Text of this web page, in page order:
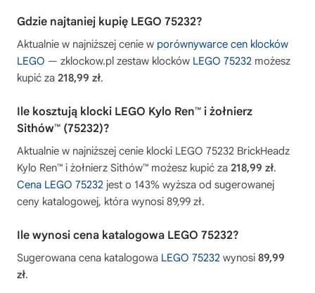
Gdzie najtaniej kupię LEGO 75232?
Aktualnie w najniższej cenie w porównywarce cen klocków
LEGO — zklockow.pl zestaw klocków LEGO 75232 możesz
kupić za 218,99 zł.
Ile kosztują klocki LEGO Kylo Ren™ i żołnierz
Sithów™ (75232)?
Aktualnie w najniższej cenie klocki LEGO 75232 BrickHeadz
Kylo Ren™ i żołnierz Sithów™ możesz kupić za 218,99 zł.
Cena LEGO 75232 jest o 143% wyższa od sugerowanej
ceny katalogowej, która wynosi 89,99 zł.
Ile wynosi cena katalogowa LEGO 75232?
Sugerowana cena katalogowa LEGO 75232 wynosi 89,99
zł.